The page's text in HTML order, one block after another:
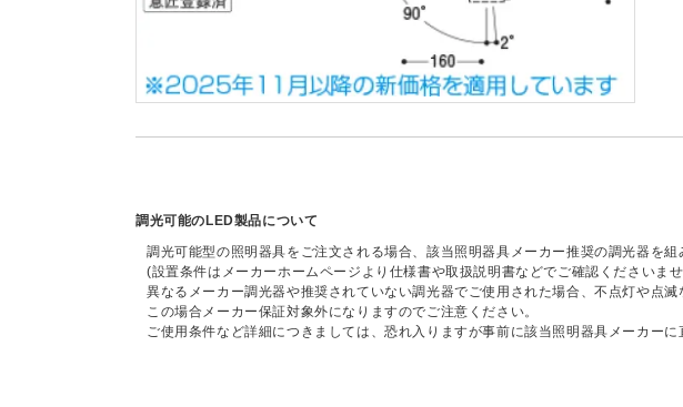
調光可能のLED製品について
調光可能型の照明器具をご注文される場合、該当照明器具メーカー推奨の調光器を組
(設置条件はメーカーホームページより仕様書や取扱説明書などでご確認くださいま
異なるメーカー調光器や推奨されていない調光器でご使用された場合、不点灯や点滅
この場合メーカー保証対象外になりますのでご注意ください。
ご使用条件など詳細につきましては、恐れ入りますが事前に該当照明器具メーカーに